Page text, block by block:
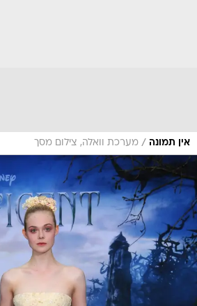
אין תמונה / מערכת וואלה, צילום מסך